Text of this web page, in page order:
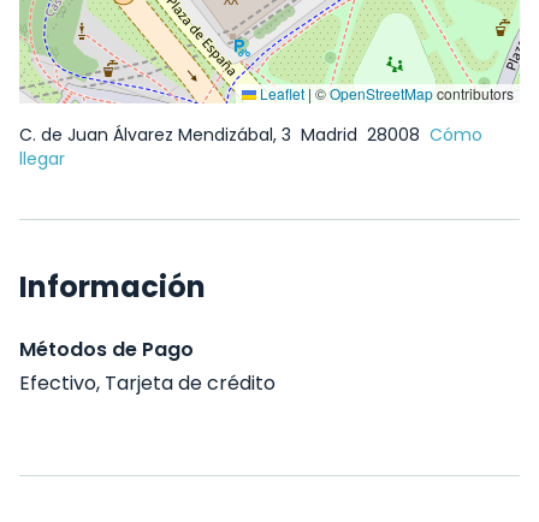
Leaflet | ©OpenStreetMapcontributors
C. de Juan Álvarez Mendizábal, 3 Madrid 28008 Cómo
llegar
Información
Métodos de Pago
Efectivo, Tarjeta de crédito